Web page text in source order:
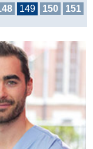
149 150 151